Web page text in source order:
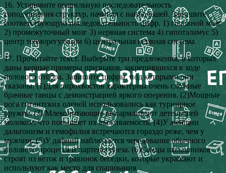
16. Установите правильную последовательность
соподчинения структур, начиная с наибольшей. Запишите
соответствующую последовательность цифр. 1) головной мозг
2) промежуточный мозг 3) нервная система 4) гипоталамус 5)
центр терморегуляции 6) центральная нервная система.
17. Прочитайте текст. Выберите три предложения, в которых
даны верные примеры признаков, закрепившихся в ходе
полового отбора. Запишите цифры, под которыми они
указаны. (1)Для лирохвостов характерны очень сложные
брачные танцы с демонстрацией яркого оперения. (2)Мощные
рога гигантских оленей использовались как турнирное
оружие. (3) Млекопитающие выкармливают детенышей
молоком, что повышает их выживаемость. (4)У женщин
дальтонизм и гемофилия встречаются гораздо реже, чем у
мужчин. (5)У дафний наблюдается чередование обычного
полового процесса и партеногенеза. (6)Самцы шалашников
строят из веток и травинок беседки, которые украшают и
используют как место для спаривания.